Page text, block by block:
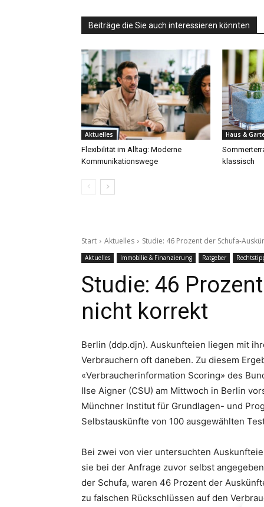
Beiträge die Sie auch interessieren könnten
Aktuelles
Flexibilität im Alltag: Moderne
Kommunikationswege
Haus &
klassisch